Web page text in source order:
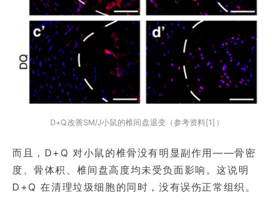
D+Q改善SM/J小鼠的椎间盘退变（参考资料[1]）
而且，D+Q 对小鼠的椎骨没有明显副作用——骨密
度、骨体积、椎间盘高度均未受负面影响。这说明
D+Q 在清理垃圾细胞的同时，没有误伤正常组织。